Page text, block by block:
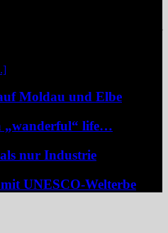
Moldau und Elbe
„wanderful“ life…
nur Industrie
UNESCO-Welterbe